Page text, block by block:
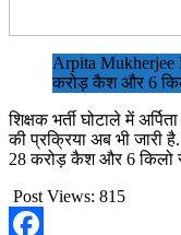
Arpita Mukherjee
करोड़ कैश और 6
शिक्षक भर्ती घोटाले में
की प्रक्रिया अब भी जारी
28 करोड़ कैश और 6 किलो
Post Views: 815